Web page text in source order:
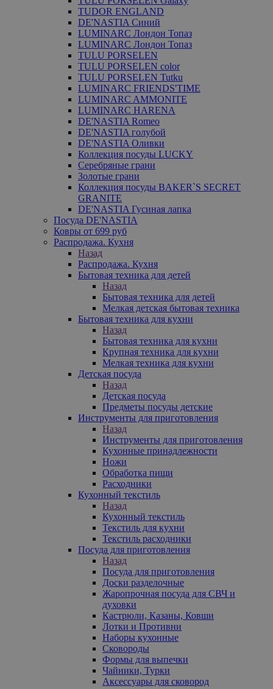
TUDOR ENGLAND
DE'NASTIA Синий
LUMINARC Лондон Топаз
LUMINARC Лондон Топаз
TULU PORSELEN
TULU PORSELEN color
TULU PORSELEN Tutku
LUMINARC FRIENDS'TIME
LUMINARC AMMONITE
LUMINARC HARENA
DE'NASTIA Romeo
DE'NASTIA голубой
DE'NASTIA Оливки
Коллекция посуды LUCKY
Серебряные грани
Золотые грани
Коллекция посуды BAKER`S SECRET
GRANITE
DE'NASTIA Гусиная лапка
Посуда DE'NASTIA
Ковры от 699 руб
Распродажа. Кухня
Назад
Распродажа. Кухня
Бытовая техника для детей
Назад
Бытовая техника для детей
Мелкая детская бытовая техника
Бытовая техника для кухни
Назад
Бытовая техника для кухни
Крупная техника для кухни
Мелкая техника для кухни
Детская посуда
Назад
Детская посуда
Предметы посуды детские
Инструменты для приготовления
Назад
Инструменты для приготовления
Кухонные принадлежности
Ножи
Обработка пищи
Расходники
Кухонный текстиль
Назад
Кухонный текстиль
Текстиль для кухни
Текстиль расходники
Посуда для приготовления
Назад
Посуда для приготовления
Доски разделочные
Жаропрочная посуда для СВЧ и
духовки
Кастрюли, Казаны, Ковши
Лотки и Противни
Наборы кухонные
Сковороды
Формы для выпечки
Чайники, Турки
Аксессуары для сковород